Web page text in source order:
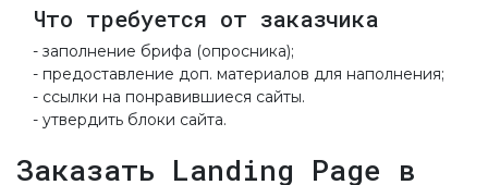
Что требуется от заказчика
- заполнение брифа (опросника);
- предоставление доп. материалов для наполнения;
- ссылки на понравившиеся сайты.
- утвердить блоки сайта.
Заказать Landing Page в